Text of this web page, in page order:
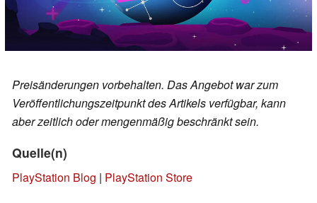
Preisänderungen vorbehalten. Das Angebot war zum
Veröffentlichungszeitpunkt des Artikels verfügbar, kann
aber zeitlich oder mengenmäßig beschränkt sein.
Quelle(n)
PlayStation Blog | PlayStation Store